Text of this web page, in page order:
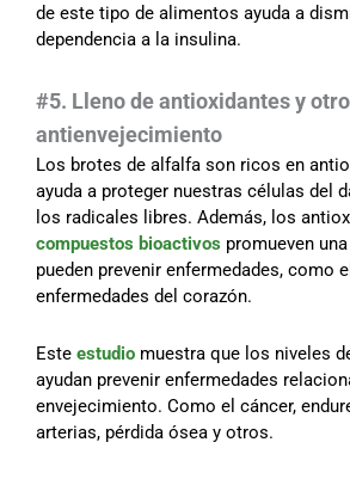
de este tipo de alimentos ayuda a
dependencia a la insulina.
#5. Lleno de antioxidantes y
antienvejecimiento
Los brotes de alfalfa son ricos en
ayuda a proteger nuestras células del
los radicales libres. Además, los
compuestos bioactivos promueven
pueden prevenir enfermedades, como
enfermedades del corazón.
Este estudio muestra que los niveles
ayudan prevenir enfermedades
envejecimiento. Como el cáncer,
arterias, pérdida ósea y otros.